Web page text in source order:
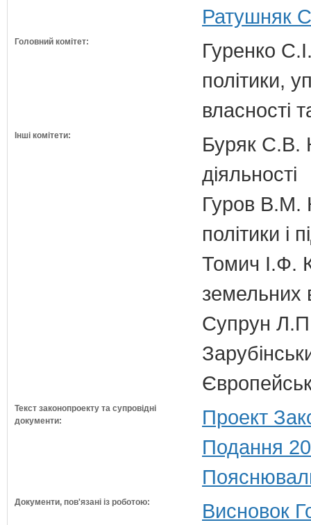
Ратушняк
Головний комітет:
Гуренко
політики,
власності
Інші комітети:
Буряк С.В.
діяльності
Гуров В.М.
політики і
Томич І.Ф.
земельних
Супрун
Текст законопроекту та супровідні
документи:
Проект
Подання
Документи, пов'язані із роботою: Висновок